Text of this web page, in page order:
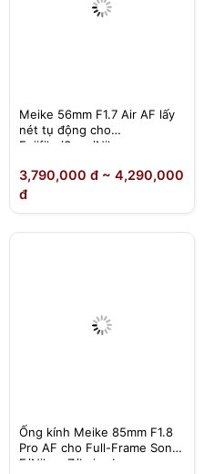
Meike 56mm F1.7 Air AF lấy
nét tụ động cho
Fujifilm/Sony/Nikon
3,790,000 đ ~ 4,290,000
đ
Ống kính Meike 85mm F1.8
Pro AF cho Full-Frame Sony
E/Nikon Z/Leica L